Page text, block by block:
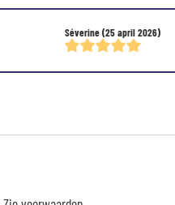
Séverine(25 april 2026)